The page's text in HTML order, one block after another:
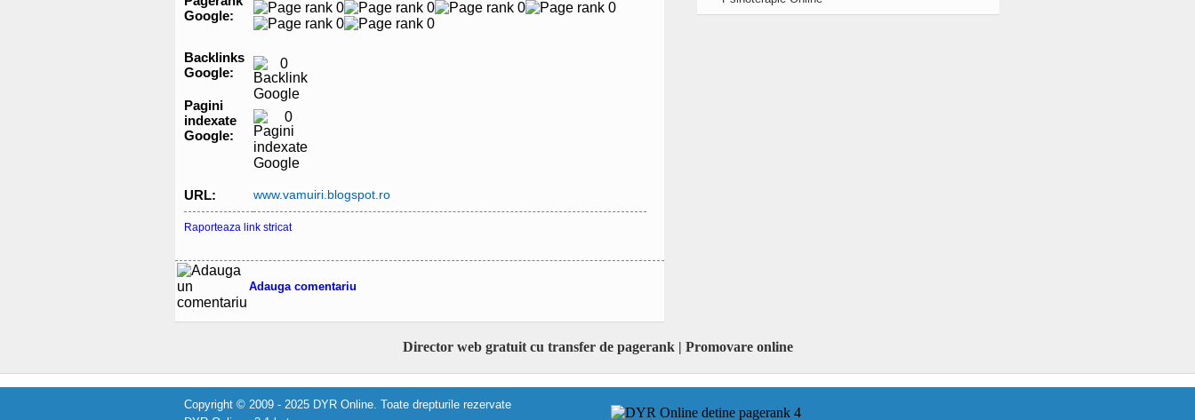
Google:
Backlinks
Google:
0
Pagini
indexate
Google:
0
URL: www.vamuiri.blogspot.ro
Raporteaza link stricat
Adauga comentariu
Director web gratuit cu transfer de pagerank | Promovare online
Copyright © 2009 - 2025 DYR Online. Toate drepturile rezervate